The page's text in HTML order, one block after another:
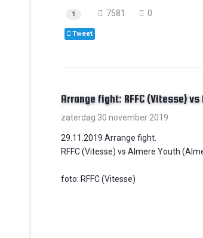
1 7581 0
Tweet
Arrange fight: RFFC (Vitesse)
zaterdag 30 november 2019
29.11.2019 Arrange fight.
RFFC (Vitesse) vs Almere Youth
foto: RFFC (Vitesse)